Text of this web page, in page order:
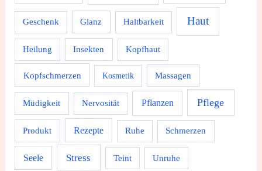
Geschenk Glanz Haltbarkeit Haut
Heilung Insekten Kopfhaut
Kopfschmerzen Kosmetik Massagen
Müdigkeit Nervosität Pflanzen Pflege
Produkt Rezepte Ruhe Schmerzen
Seele Stress Teint Unruhe